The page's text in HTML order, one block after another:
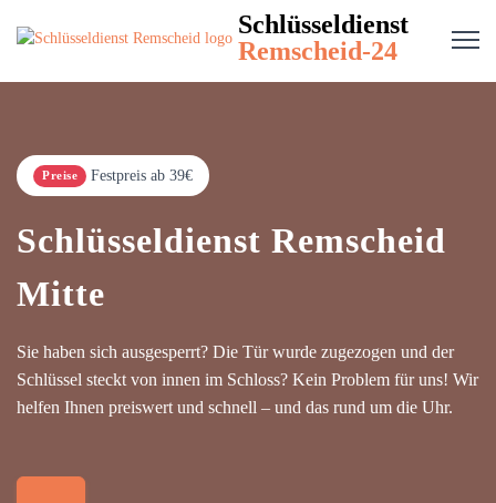
Schlüsseldienst
Remscheid-24
Preise Festpreis ab 39€
Schlüsseldienst Remscheid
Mitte
Sie haben sich ausgesperrt? Die Tür wurde zugezogen und der
Schlüssel steckt von innen im Schloss? Kein Problem für uns! Wir
helfen Ihnen preiswert und schnell – und das rund um die Uhr.